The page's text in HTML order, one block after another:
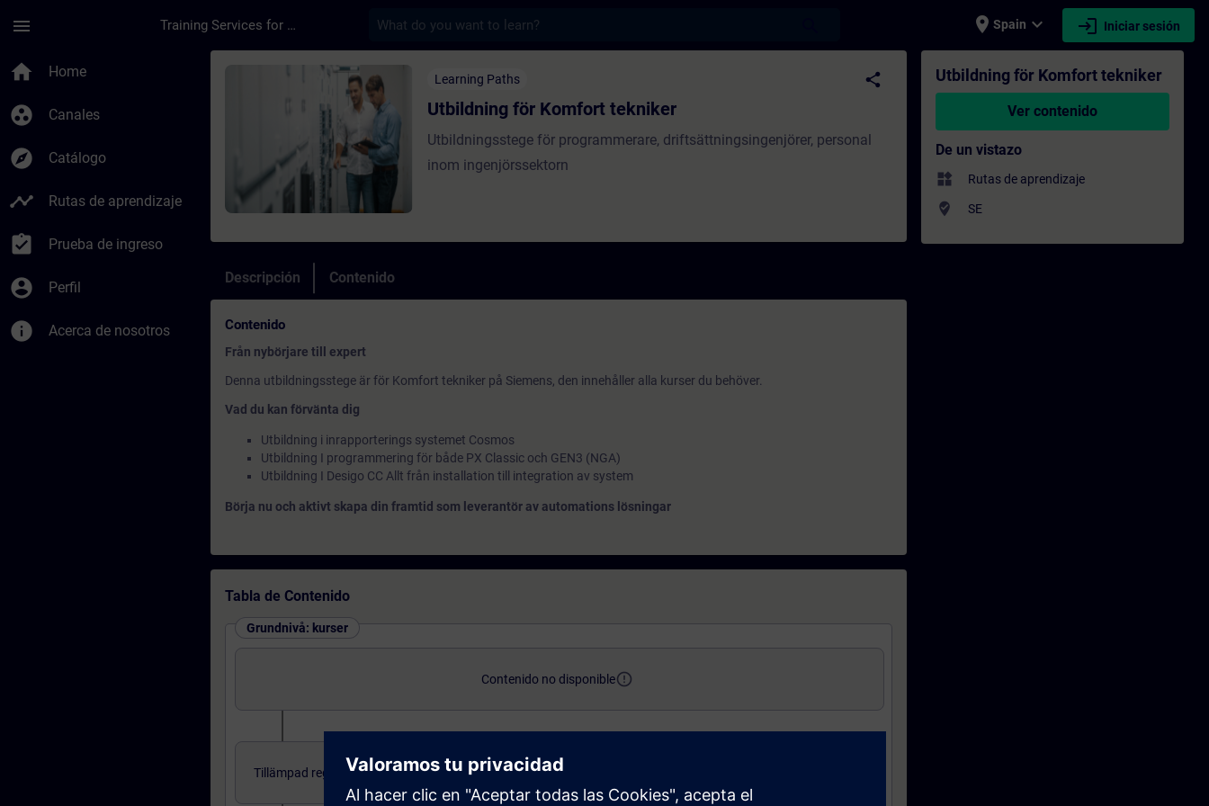
menu Training Services for Digital Industries place Spain expand_more login Iniciar sesión
home Home
group_work Canales
explore Catálogo
timeline Rutas de aprendizaje
assignment_turned_in Prueba de ingreso
account_circle Perfil
info Acerca de nosotros
Curso - Utbildning för Komfort tekniker - Entrenamiento - Capacitación - Capacitación profesional |
Learning Paths share
Utbildning för Komfort tekniker
Utbildningsstege för programmerare, driftsättningsingenjörer, personal
inom ingenjörssektorn
Descripción Contenido
Contenido
Från nybörjare till expert
Denna utbildningsstege är för Komfort tekniker på Siemens, den innehåller alla kurser du behöver.
Vad du kan förvänta dig
Utbildning i inrapporterings systemet Cosmos
Utbildning I programmering för både PX Classic och GEN3 (NGA)
Utbildning I Desigo CC Allt från installation till integration av system
Börja nu och aktivt skapa din framtid som leverantör av automations lösningar
Tabla de Contenido
Grundnivå: kurser
Contenido no disponibleerror_outline
Tillämpad reglerteknik för kunder access_time 3 days
Utbildning för Komfort tekniker
Ver contenido
De un vistazo
widgets Rutas de aprendizaje
where_to_vote SE